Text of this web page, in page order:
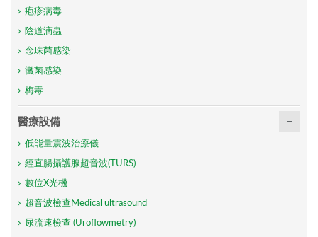
疱疹病毒
陰道滴蟲
念珠菌感染
黴菌感染
梅毒
醫療設備
低能量震波治療儀
經直腸攝護腺超音波(TURS)
數位X光機
超音波檢查Medical ultrasound
尿流速檢查 (Uroflowmetry)